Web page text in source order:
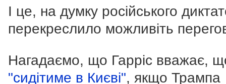
І це, на думку російського
перекреслило можливіть
Нагадаємо, що Гарріс вважає,
"сидітиме в Києві", якщо Трампа